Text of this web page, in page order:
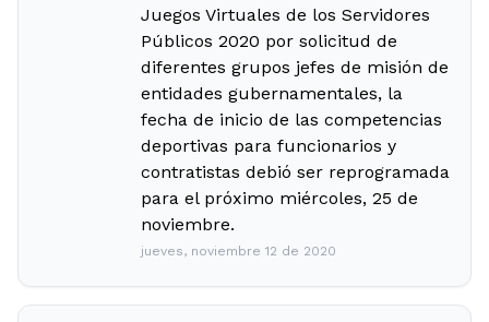
Juegos Virtuales de los Servidores
Públicos 2020 por solicitud de
diferentes grupos jefes de misión de
entidades gubernamentales, la
fecha de inicio de las competencias
deportivas para funcionarios y
contratistas debió ser reprogramada
para el próximo miércoles, 25 de
noviembre.
jueves, noviembre 12 de 2020